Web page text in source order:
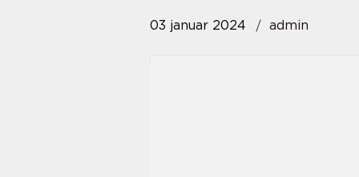
03 januar 2024 admin